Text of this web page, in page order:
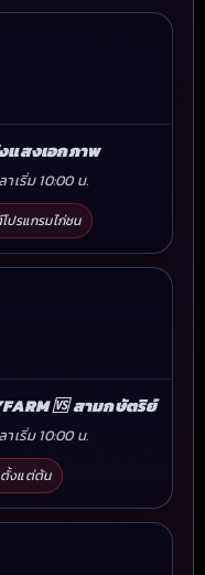
แสงเอกภาพ
เริ่ม 10:00 น.
โปรแกรมไก่ชน
🆚 สามกษัตริย์
เริ่ม 10:00 น.
ตั้งแต่ต้น